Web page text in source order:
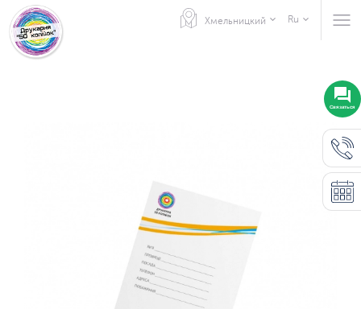
Хмельницкий Ru
Связаться